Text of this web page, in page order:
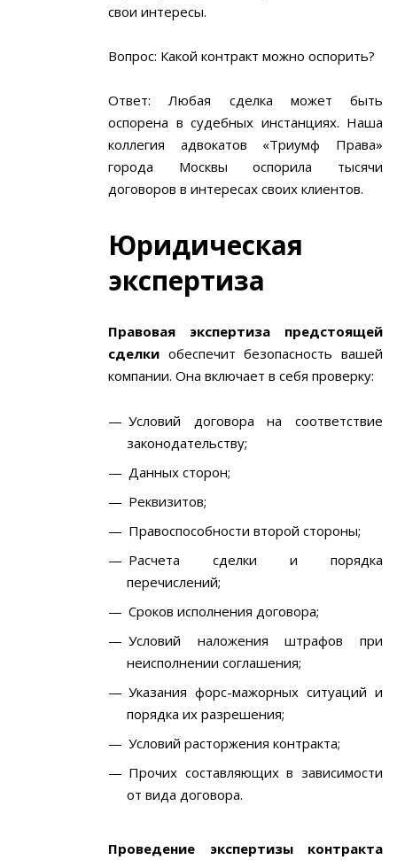
свои интересы.
Вопрос: Какой контракт можно оспорить?
Ответ: Любая сделка может быть
оспорена в судебных инстанциях. Наша
коллегия адвокатов «Триумф Права»
города Москвы оспорила тысячи
договоров в интересах своих клиентов.
Юридическая
экспертиза
Правовая экспертиза предстоящей
сделки обеспечит безопасность вашей
компании. Она включает в себя проверку:
Условий договора на соответствие
законодательству;
Данных сторон;
Реквизитов;
Правоспособности второй стороны;
Расчета сделки и порядка
перечислений;
Сроков исполнения договора;
Условий наложения штрафов при
неисполнении соглашения;
Указания форс-мажорных ситуаций и
порядка их разрешения;
Условий расторжения контракта;
Прочих составляющих в зависимости
от вида договора.
Проведение экспертизы контракта